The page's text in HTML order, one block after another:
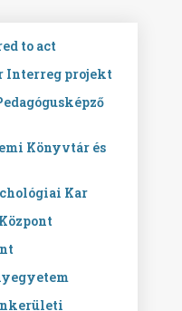
to act
Interreg projekt
Könyvtár és
Kar